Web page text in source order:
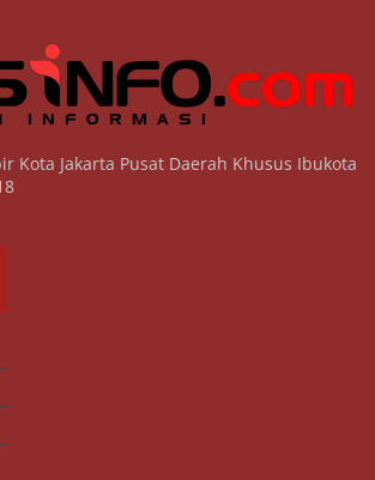
Kota Jakarta Pusat Daerah Khusus Ibukota